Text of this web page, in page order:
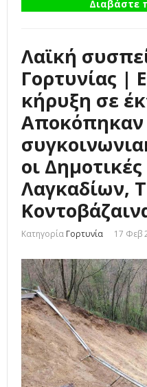
Διαβάστε
Λαϊκή
Γορτυνίας |
κήρυξη σε
Αποκόπηκαν
οι
Λαγκαδίων,
Κατηγορία Γορτυνία 17 Φεβ